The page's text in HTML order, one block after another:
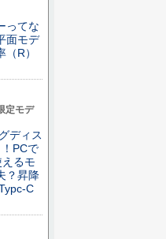
ってな
面モデ
R）
定モデ
ディス
PCで
るモ
？昇降
C